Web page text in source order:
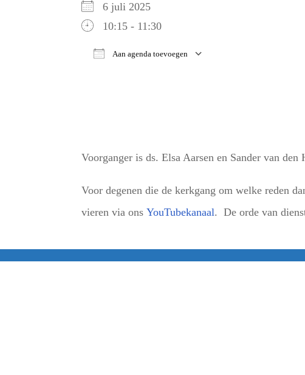
6 juli 2025
10:15 - 11:30
Aan agenda toevoegen
Voorganger is ds. Elsa Aarsen en Sander van den
Voor degenen die de kerkgang om welke reden
vieren via onsYouTubekanaal. De orde van